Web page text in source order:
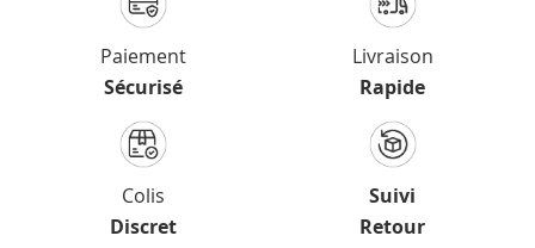
Paiement
Sécurisé
Livraison
Rapide
Colis
Discret
Suivi
Retour